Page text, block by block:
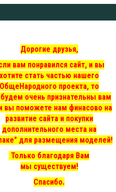
Дорогие друзья,
вам понравился сайт, и вы
хотите стать частью нашего
ОбщеНародного проекта, то
будем очень признательны вам
вы поможете нам финасово на
развитие сайта и покупки
дополнительного места на
для размещения моделей!
Только благодаря Вам
мы существуем!
Спасибо.